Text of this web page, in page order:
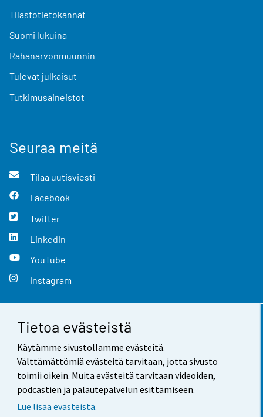
Tietoa evästeistä
Käytämme sivustollamme evästeitä.
Välttämättömiä evästeitä tarvitaan, jotta sivusto
toimii oikein. Muita evästeitä tarvitaan videoiden,
podcastien ja palautepalvelun esittämiseen.
Lue lisää evästeistä.
Tilastotietokannat
Suomi lukuina
Rahanarvonmuunnin
Tulevat julkaisut
Tutkimusaineistot
Seuraa meitä
Tilaa uutisviesti
Facebook
Twitter
LinkedIn
YouTube
Instagram
Yhteystiedot
Palaute
Käyttöehdot